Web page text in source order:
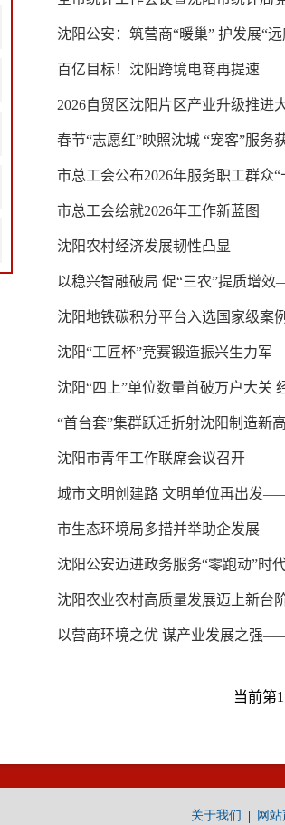
沈阳公安：筑营商“暖巢” 护发展“远
百亿目标！沈阳跨境电商再提速
2026自贸区沈阳片区产业升级推进
春节“志愿红”映照沈城 “宠客”服务
市总工会公布2026年服务职工群众
市总工会绘就2026年工作新蓝图
沈阳农村经济发展韧性凸显
以稳兴智融破局 促“三农”提质增
沈阳地铁碳积分平台入选国家级案
沈阳“工匠杯”竞赛锻造振兴生力军
沈阳“四上”单位数量首破万户大关
“首台套”集群跃迁折射沈阳制造新
沈阳市青年工作联席会议召开
城市文明创建路 文明单位再出发
市生态环境局多措并举助企发展
沈阳公安迈进政务服务“零跑动”时
沈阳农业农村高质量发展迈上新台
以营商环境之优 谋产业发展之强
当前第